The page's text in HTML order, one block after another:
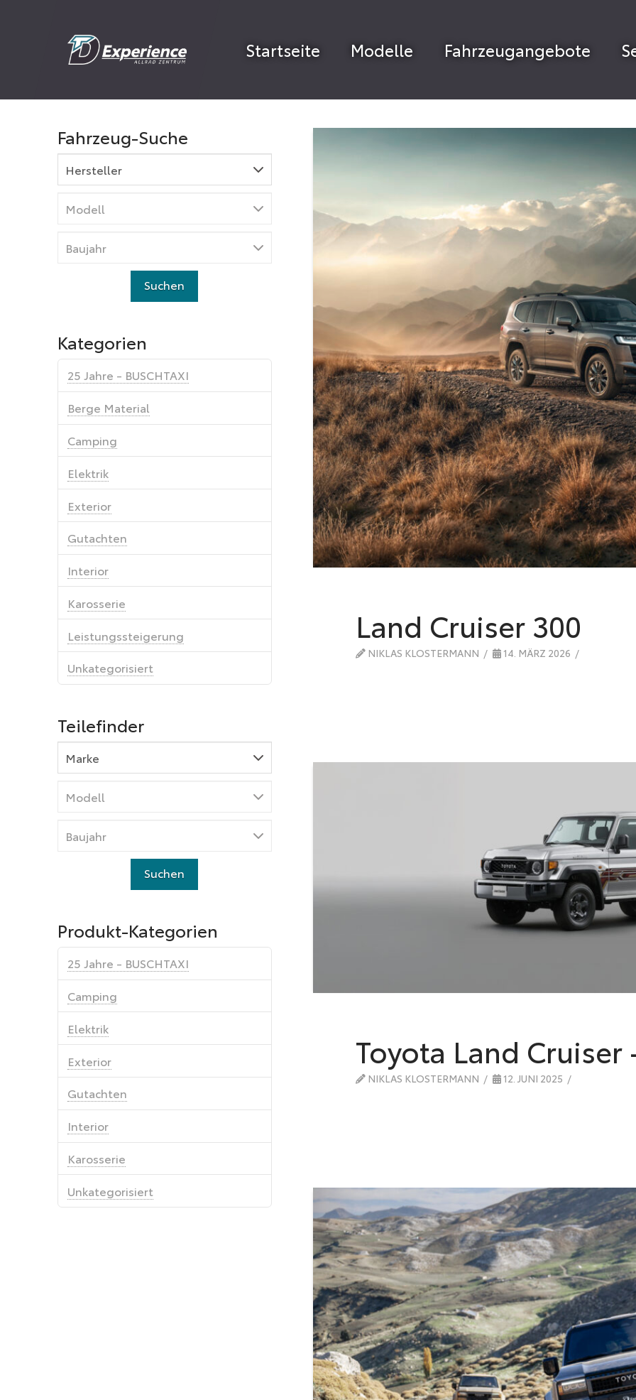
Startseite Modelle Fahrzeugangebote
Land Cruiser 300
NIKLAS KLOSTERMANN 14. MÄRZ 2026
Toyota Land Cruiser
NIKLAS KLOSTERMANN 12. JUNI 2025
Fahrzeug-Suche
Kategorien
25 Jahre - BUSCHTAXI
Berge Material
Camping
Elektrik
Exterior
Gutachten
Interior
Karosserie
Leistungssteigerung
Unkategorisiert
Teilefinder
Produkt-Kategorien
25 Jahre - BUSCHTAXI
Camping
Elektrik
Exterior
Gutachten
Interior
Karosserie
Unkategorisiert